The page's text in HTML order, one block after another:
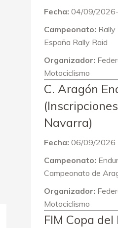
Fecha: 04/09/
Campeonato: Rally
España Rally Raid
Organizador:
Motociclismo
C. Aragón
Navarra)
Fecha: 06/09/2026
Campeonato:
Campeonato de
Organizador:
Motociclismo
FIM Copa